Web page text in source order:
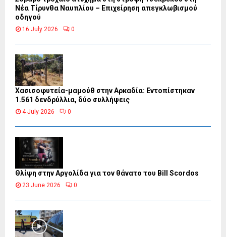
Νέα Τίρυνθα Ναυπλίου – Επιχείρηση απεγκλωβισμού
οδηγού
16 July 2026 0
Χασισοφυτεία-μαμούθ στην Αρκαδία: Εντοπίστηκαν
1.561 δενδρύλλια, δύο συλλήψεις
4 July 2026 0
Θλίψη στην Αργολίδα για τον θάνατο του Bill Scordos
23 June 2026 0